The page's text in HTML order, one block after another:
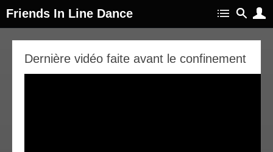
Friends In Line Dance
Dernière vidéo faite avant le confinement